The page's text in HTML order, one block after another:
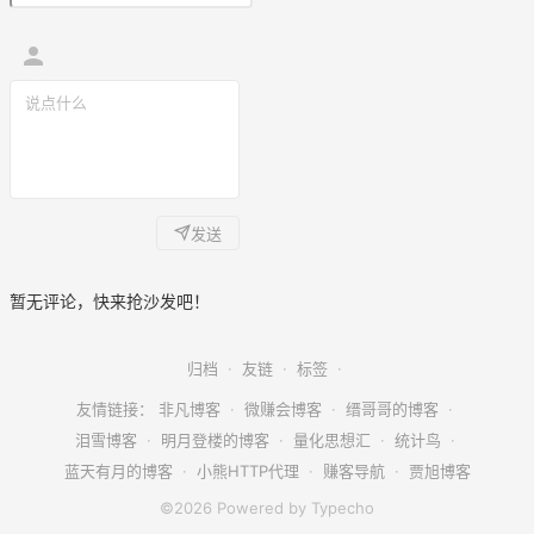
发送
暂无评论，快来抢沙发吧！
归档 · 友链 · 标签 ·
友情链接： 非凡博客 · 微赚会博客 · 缙哥哥的博客 ·
泪雪博客 · 明月登楼的博客 · 量化思想汇 · 统计鸟
·
蓝天有月的博客 · 小熊HTTP代理 · 赚客导航 ·
贾旭博客
©2026 Powered by Typecho